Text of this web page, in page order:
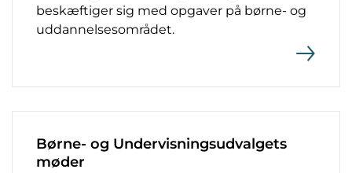
beskæftiger sig med opgaver på børne- og
uddannelsesområdet.
Børne- og Undervisningsudvalgets
møder